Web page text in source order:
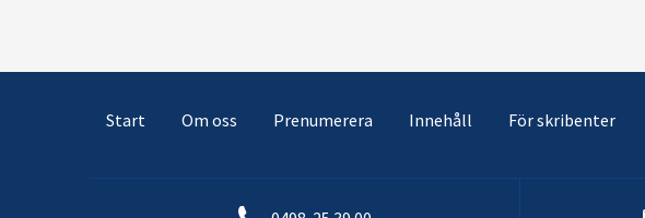
Start Om oss Prenumerera Innehåll För skribenter